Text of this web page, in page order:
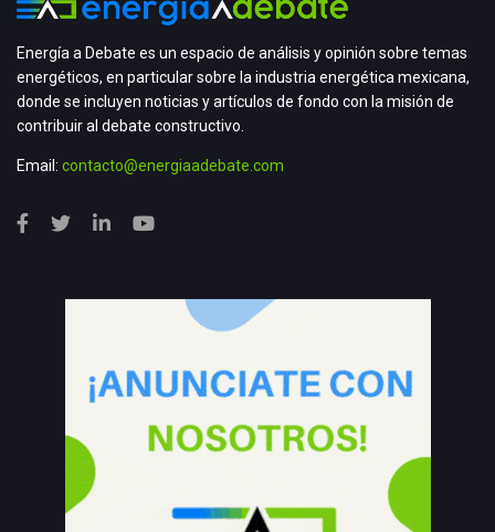
Energía a Debate es un espacio de análisis y opinión sobre temas
energéticos, en particular sobre la industria energética mexicana,
donde se incluyen noticias y artículos de fondo con la misión de
contribuir al debate constructivo.
Email: contacto@energiaadebate.com